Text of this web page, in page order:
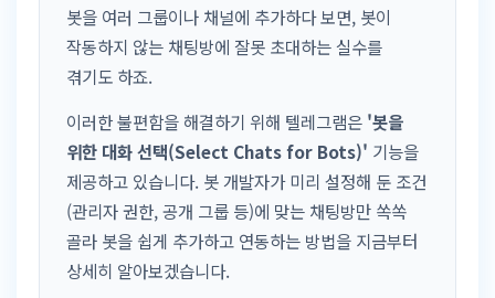
봇을 여러 그룹이나 채널에 추가하다 보면, 봇이
작동하지 않는 채팅방에 잘못 초대하는 실수를
겪기도 하죠.
이러한 불편함을 해결하기 위해 텔레그램은 '봇을
위한 대화 선택(Select Chats for Bots)' 기능을
제공하고 있습니다. 봇 개발자가 미리 설정해 둔 조건
(관리자 권한, 공개 그룹 등)에 맞는 채팅방만 쏙쏙
골라 봇을 쉽게 추가하고 연동하는 방법을 지금부터
상세히 알아보겠습니다.